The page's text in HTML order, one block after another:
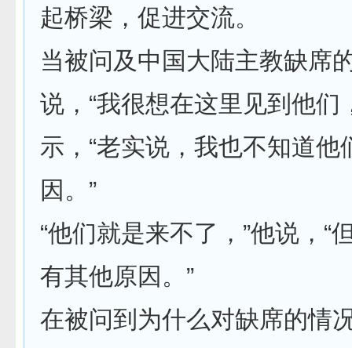
起桥梁，促进交流。
当被问及中国大陆主教缺席
说，“我很想在这里见到他们
示，“老实说，我也不知道他
因。”
“他们就是来不了，”他说，“
有其他原因。”
在被问到为什么对缺席的情